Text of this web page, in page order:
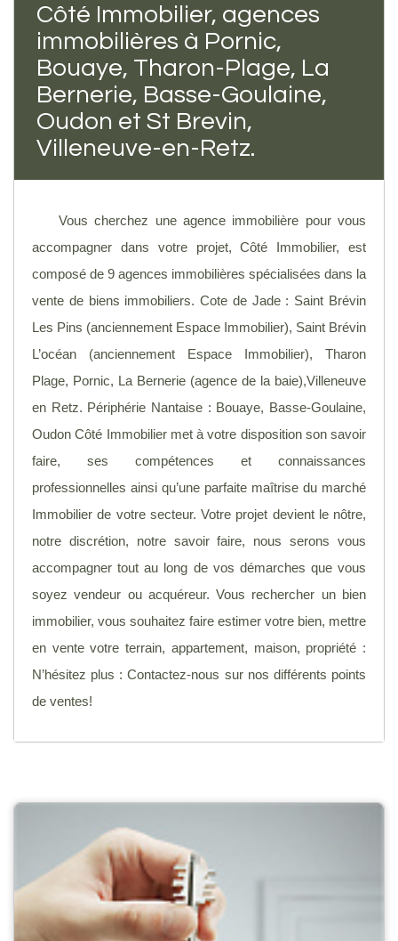
Côté Immobilier, agences
immobilières à Pornic,
Bouaye, Tharon-Plage, La
Bernerie, Basse-Goulaine,
Oudon et St Brevin,
Villeneuve-en-Retz.
Vous cherchez une agence immobilière pour vous
accompagner dans votre projet, Côté Immobilier, est
composé de 9 agences immobilières spécialisées dans la
vente de biens immobiliers. Cote de Jade : Saint Brévin
Les Pins (anciennement Espace Immobilier), Saint Brévin
L’océan (anciennement Espace Immobilier), Tharon
Plage, Pornic, La Bernerie (agence de la baie),Villeneuve
en Retz. Périphérie Nantaise : Bouaye, Basse-Goulaine,
Oudon Côté Immobilier met à votre disposition son savoir
faire, ses compétences et connaissances
professionnelles ainsi qu’une parfaite maîtrise du marché
Immobilier de votre secteur. Votre projet devient le nôtre,
notre discrétion, notre savoir faire, nous serons vous
accompagner tout au long de vos démarches que vous
soyez vendeur ou acquéreur. Vous rechercher un bien
immobilier, vous souhaitez faire estimer votre bien, mettre
en vente votre terrain, appartement, maison, propriété :
N’hésitez plus : Contactez-nous sur nos différents points
de ventes!